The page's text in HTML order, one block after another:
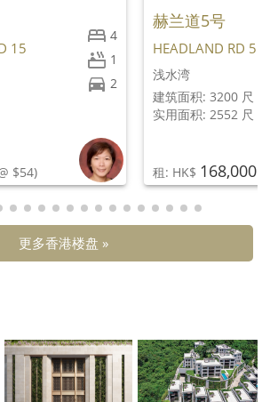
4
1
2
15
$54)
赫兰道5号
HEADLAND RD 5
浅水湾
建筑面积: 3200 尺
实用面积: 2552 尺
租: HK$ 168,000
更多香港楼盘 »